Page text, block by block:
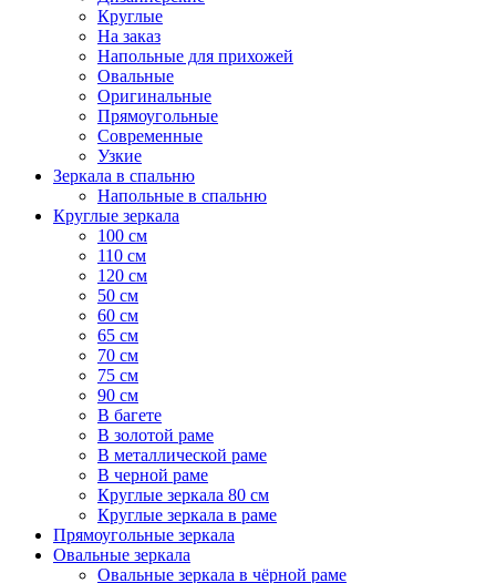
Круглые
На заказ
Напольные для прихожей
Овальные
Оригинальные
Прямоугольные
Современные
Узкие
Зеркала в спальню
Напольные в спальню
Круглые зеркала
100 см
110 см
120 см
50 см
60 см
65 см
70 см
75 см
90 см
В багете
В золотой раме
В металлической раме
В черной раме
Круглые зеркала 80 см
Круглые зеркала в раме
Прямоугольные зеркала
Овальные зеркала
Овальные зеркала в чёрной раме